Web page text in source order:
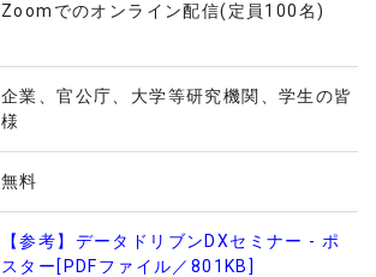
Zoomでのオンライン配信(定員100名)
企業、官公庁、大学等研究機関、学生の皆
様
無料
【参考】データドリブンDXセミナー - ポ
スター[PDFファイル／801KB]